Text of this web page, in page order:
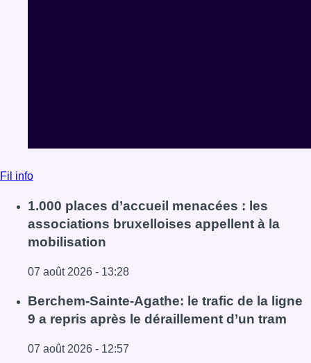
Fil info
1.000 places d’accueil menacées : les
associations bruxelloises appellent à la
mobilisation
07 août 2026 - 13:28
Lire l'article 1.000 places d’accueil menacées : les
Berchem-Sainte-Agathe: le trafic de la ligne
9 a repris après le déraillement d’un tram
07 août 2026 - 12:57